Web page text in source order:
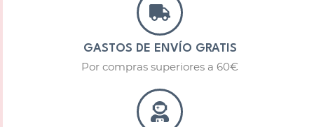
GASTOS DE ENVÍO GRATIS
Por compras superiores a 60€